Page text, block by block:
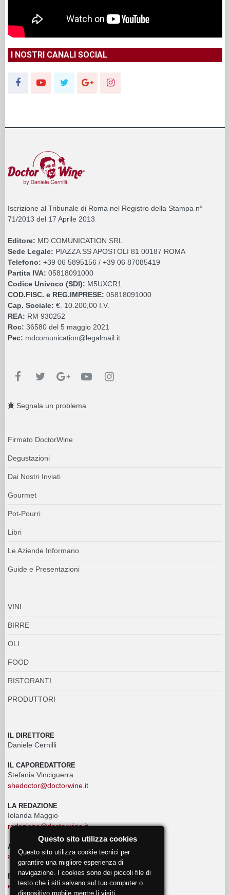
I NOSTRI CANALI SOCIAL
Iscrizione al Tribunale di Roma nel Registro della Stampa n°
71/2013 del 17 Aprile 2013
Editore: MD COMUNICATION SRL
Sede Legale: PIAZZA SS APOSTOLI 81 00187 ROMA
Telefono: +39 06 5895156 / +39 06 87085419
Partita IVA: 05818091000
Codice Univoco (SDI): M5UXCR1
COD.FISC. e REG.IMPRESE: 05818091000
Cap. Sociale: €. 10.200,00 I.V.
REA: RM 930252
Roc: 36580 del 5 maggio 2021
Pec: mdcomunication@legalmail.it
Segnala un problema
Firmato DoctorWine
Degustazioni
Dai Nostri Inviati
Gourmet
Pot-Pourri
Libri
Le Aziende Informano
Guide e Presentazioni
VINI
BIRRE
OLI
FOOD
RISTORANTI
PRODUTTORI
IL DIRETTORE
Daniele Cernilli
IL CAPOREDATTORE
Stefania Vinciguerra
shedoctor@doctorwine.it
LA REDAZIONE
Iolanda Maggio
redazione@doctorwine.it
ADVERTISING
advertising@doctorwine.it
EVENTI
eventi@doctorwine.it
Questo sito utilizza cookies
Questo sito utilizza cookie tecnici per
garantire una migliore esperienza di
navigazione. I cookies sono dei piccoli file di
testo che i siti salvano sul tuo computer o
dispositivo mobile mentre li visiti.